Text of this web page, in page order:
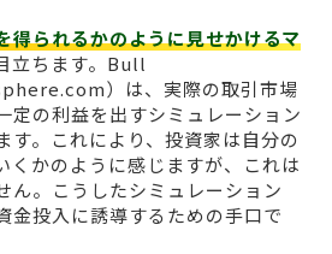
得られるかのように見せかけるマ
立ちます。Bull
）は、実際の取引市場
定の利益を出すシミュレーション
す。これにより、投資家は自分の
くかのように感じますが、これは
ん。こうしたシミュレーション
金投入に誘導するための手口で